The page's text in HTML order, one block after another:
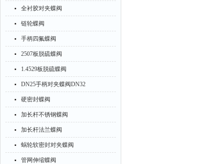
全衬胶对夹蝶阀
链轮蝶阀
手柄四氟蝶阀
2507板脱硫蝶阀
1.4529板脱硫蝶阀
DN25手柄对夹蝶阀DN32
硬密封蝶阀
加长杆不锈钢蝶阀
加长杆法兰蝶阀
蜗轮软密封对夹蝶阀
管网伸缩蝶阀